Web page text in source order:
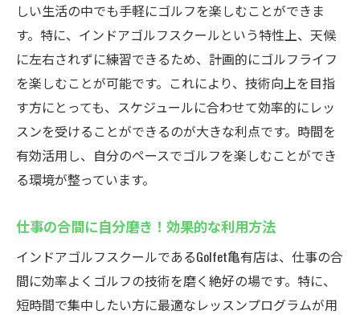
しい生活の中でも手軽にゴルフを楽しむことができま
す。特に、インドアゴルフスクールという特性上、天候
に左右されずに練習できるため、計画的にゴルフライフ
を楽しむことが可能です。これにより、技術向上を目指
す方にとっても、スケジュールに合わせて効率的にレッ
スンを受けることができるのが大きな利点です。時間を
有効活用し、自分のペースでゴルフを楽しむことができ
る環境が整っています。
仕事の合間に自分磨き！効果的な利用方法
インドアゴルフスクールであるGolfet亀有店は、仕事の合
間に効率よくゴルフの技術を磨く絶好の場です。特に、
短時間で集中したい方に最適なレッスンプログラムが用